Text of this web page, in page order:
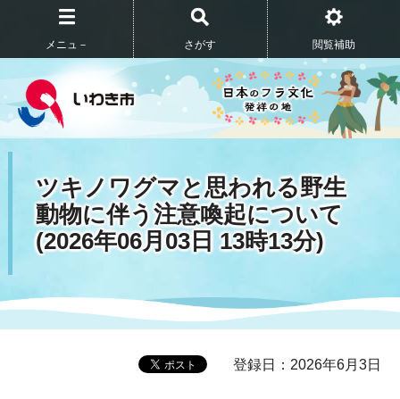
メニュ－ さがす 閲覧補助
ツキノワグマと思われる野生
動物に伴う注意喚起について
(2026年06月03日 13時13分)
登録日：2026年6月3日